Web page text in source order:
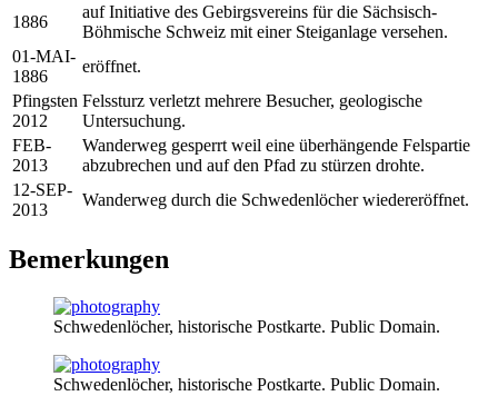
1886
auf Initiative des Gebirgsvereins für die Sächsisch-
Böhmische Schweiz mit einer Steiganlage versehen.
01-MAI-
1886
eröffnet.
Pfingsten
2012
Felssturz verletzt mehrere Besucher, geologische
Untersuchung.
FEB-
2013
Wanderweg gesperrt weil eine überhängende Felspartie
abzubrechen und auf den Pfad zu stürzen drohte.
12-SEP-
2013
Wanderweg durch die Schwedenlöcher wiedereröffnet.
Bemerkungen
Schwedenlöcher, historische Postkarte. Public Domain.
Schwedenlöcher, historische Postkarte. Public Domain.